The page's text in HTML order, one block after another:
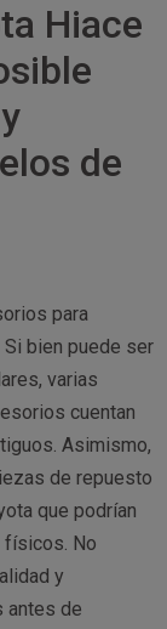
Hiace
de
para
Si bien puede ser
varias
cuentan
Asimismo,
de repuesto
que podrían
físicos. No
y
antes de